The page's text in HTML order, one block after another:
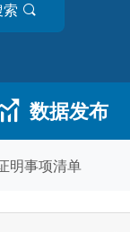
索
数据发布
明事项清单